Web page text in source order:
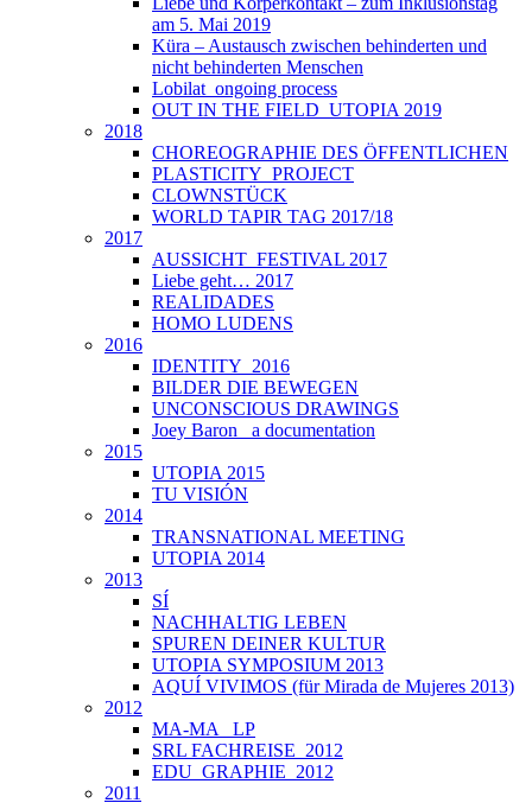
am 5. Mai 2019
Küra – Austausch zwischen behinderten und
nicht behinderten Menschen
Lobilat_ongoing process
OUT IN THE FIELD_UTOPIA 2019
2018
CHOREOGRAPHIE DES ÖFFENTLICHEN
PLASTICITY_PROJECT
CLOWNSTÜCK
WORLD TAPIR TAG 2017/18
2017
AUSSICHT_FESTIVAL 2017
Liebe geht… 2017
REALIDADES
HOMO LUDENS
2016
IDENTITY_2016
BILDER DIE BEWEGEN
UNCONSCIOUS DRAWINGS
Joey Baron_ a documentation
2015
UTOPIA 2015
TU VISIÓN
2014
TRANSNATIONAL MEETING
UTOPIA 2014
2013
SÍ
NACHHALTIG LEBEN
SPUREN DEINER KULTUR
UTOPIA SYMPOSIUM 2013
AQUÍ VIVIMOS (für Mirada de Mujeres 2013)
2012
MA-MA _LP
SRL FACHREISE_2012
EDU_GRAPHIE_2012
2011